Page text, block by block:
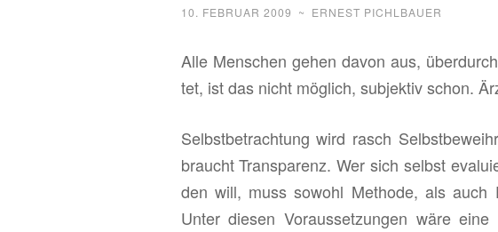
10. FEBRUAR 2009 ~ ERNEST PICHLBAUER
Alle Men­schen gehen davon aus,
tet, ist das nicht mög­lich, sub­jek­tiv schon.
Selbst­be­trach­tung wird rasch
braucht Trans­pa­renz. Wer sich selbst
den will, muss so­wohl Me­tho­de, als auch
Unter die­sen Vor­aus­set­zun­gen wäre